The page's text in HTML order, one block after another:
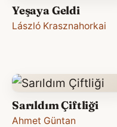
Yeşaya Geldi
László Krasznahorkai
Sarıldım Çiftliği
Ahmet Güntan